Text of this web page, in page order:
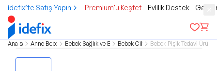
idefix’te Satış Yapın Premium'u Keşfet Evlilik Destek
Ana sayfaAnne Bebek ÇocukBebek Sağlık ve Bakım Ürünleri
Bebek Cilt BakımıBebek Pişik Tedavi